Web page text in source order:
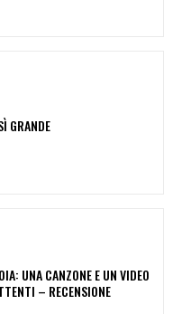
GRANDE
UNA CANZONE E UN VIDEO
– RECENSIONE